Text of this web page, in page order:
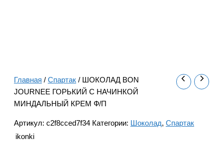
Главная / Спартак / ШОКОЛАД BON
JOURNEE ГОРЬКИЙ С НАЧИНКОЙ
МИНДАЛЬНЫЙ КРЕМ Ф/П
Артикул: c2f8cced7f34 Категории: Шоколад, Спартак
ikonki